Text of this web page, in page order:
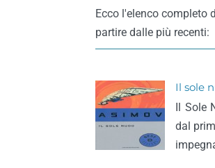
Ecco l'elenco completo
partire dalle più recenti:
Il sole
Il Sole
dal